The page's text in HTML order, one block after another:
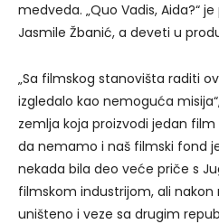
medveda. „Quo Vadis, Aida?“
Jasmile Žbanić, a deveti u
„Sa filmskog stanovišta raditi
izgledalo kao nemoguća
zemlja koja proizvodi jedan
da nemamo i naš filmski fond
nekada bila deo veće priče s
filmskom industrijom, ali
uništeno i veze sa drugim